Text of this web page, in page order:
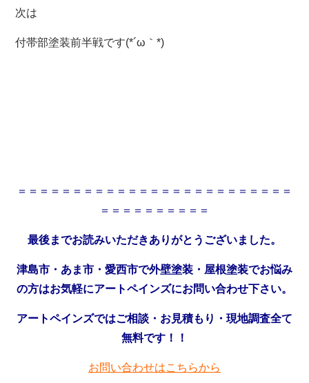
次は
付帯部塗装前半戦です(*´ω｀*)
＝＝＝＝＝＝＝＝＝＝＝＝＝＝＝＝＝＝＝＝＝＝＝＝＝
＝＝＝＝＝＝＝＝＝＝
最後までお読みいただきありがとうございました。
津島市・あま市・愛西市で外壁塗装・屋根塗装でお悩み
の方はお気軽にアートペインズにお問い合わせ下さい。
アートペインズではご相談・お見積もり・現地調査全て
無料です！！
お問い合わせはこちらから